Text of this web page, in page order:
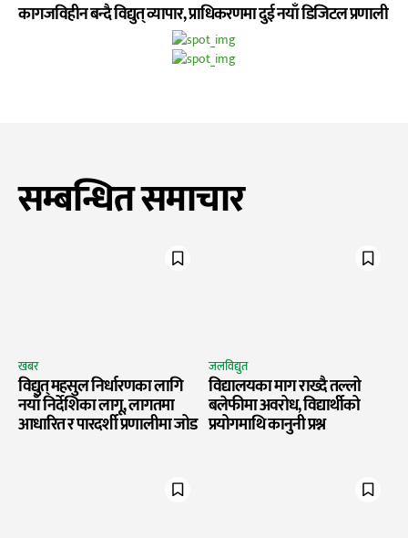
कागजविहीन बन्दै विद्युत् व्यापार, प्राधिकरणमा दुई नयाँ डिजिटल प्रणाली
सम्बन्धित समाचार
खबर
विद्युत् महसुल निर्धारणका लागि
नयाँ निर्देशिका लागू, लागतमा
आधारित र पारदर्शी प्रणालीमा जोड
जलविद्युत
विद्यालयका माग राख्दै तल्लो
बलेफीमा अवरोध, विद्यार्थीको
प्रयोगमाथि कानुनी प्रश्न